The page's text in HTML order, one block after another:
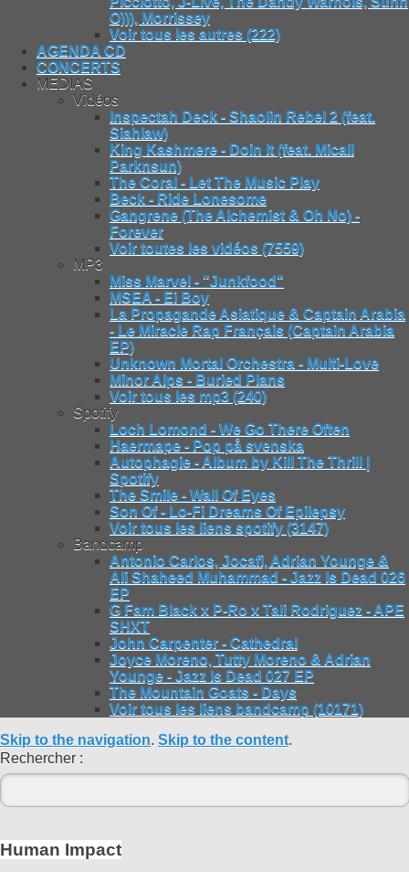
O))), Morrissey
Voir tous les autres (222)
AGENDA CD
CONCERTS
MEDIAS
Vidéos
Inspectah Deck - Shaolin Rebel 2 (feat.
Siahlaw)
King Kashmere - Doin It (feat. Micall
Parknsun)
The Coral - Let The Music Play
Beck - Ride Lonesome
Gangrene (The Alchemist & Oh No) -
Forever
Voir toutes les vidéos (7559)
MP3
Miss Marvel - "Junkfood"
MSEA - Ei Boy
La Propagande Asiatique & Captain Arabia
- Le Miracle Rap Français (Captain Arabia
EP)
Unknown Mortal Orchestra - Multi-Love
Minor Alps - Buried Plans
Voir tous les mp3 (240)
Spotify
Loch Lomond - We Go There Often
Haermape - Pop på svenska
Autophagie - Album by Kill The Thrill |
Spotify
The Smile - Wall Of Eyes
Son Of - Lo-Fi Dreams Of Epilepsy
Voir tous les liens spotify (3147)
Bandcamp
Antonio Carlos, Jocafi, Adrian Younge &
Ali Shaheed Muhammad - Jazz Is Dead 026
EP
G Fam Black x P-Ro x Tali Rodriguez - APE
SHXT
John Carpenter - Cathedral
Joyce Moreno, Tutty Moreno & Adrian
Younge - Jazz Is Dead 027 EP
The Mountain Goats - Days
Voir tous les liens bandcamp (10171)
Skip to the navigation. Skip to the content.
Rechercher :
Human Impact